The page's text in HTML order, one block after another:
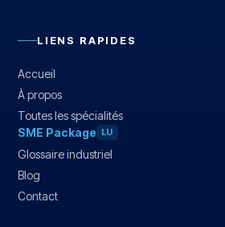
LIENS RAPIDES
Accueil
À propos
Toutes les spécialités
SME Package LU
Glossaire industriel
Blog
Contact